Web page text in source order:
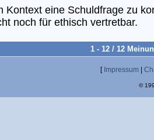
Kontext eine Schuldfrage zu
noch für ethisch vertretbar.
1 - 12 / 12
[ Impressum
©